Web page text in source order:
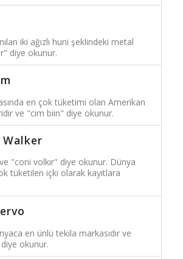
iki ağızlı huni şeklindeki metal
diye okunur.
en çok tüketimi olan Amerikan
ve "cim biin" diye okunur.
Walker
"coni volkır" diye okunur. Dünya
tüketilen içki olarak kayıtlara
en ünlü tekila markasıdır ve
okunur.